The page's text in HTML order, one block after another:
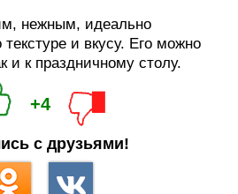
нежным, идеально
и вкусу. Его можно
и к праздничному столу.
+4
с друзьями!